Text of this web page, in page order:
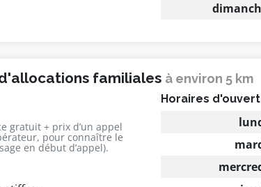
d'allocations familiales à environ 5 km
gratuit + prix d’un appel
pour connaître le
en début d’appel).
Horaires